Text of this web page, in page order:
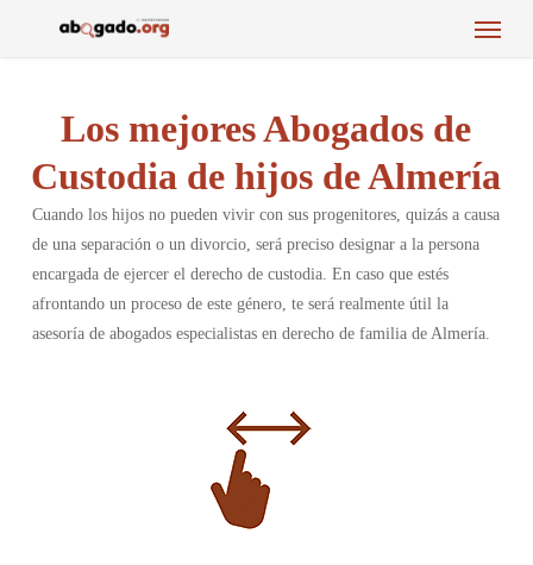
Menu
Los mejores Abogados de
Custodia de hijos de Almería
Cuando los hijos no pueden vivir con sus progenitores, quizás a causa
de una separación o un divorcio, será preciso designar a la persona
encargada de ejercer el derecho de custodia. En caso que estés
afrontando un proceso de este género, te será realmente útil la
asesoría de abogados especialistas en derecho de familia de Almería.